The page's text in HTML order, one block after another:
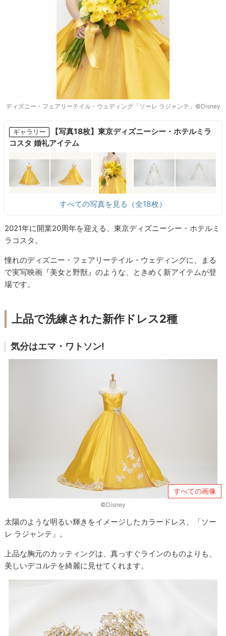
ディズニー・フェアリーテイル・ウェディング「ソーレ ラジャンテ」©Disney
ギャラリー
【写真18枚】東京ディズニーシー・ホテルミラ
コスタ 婚礼アイテム
すべての写真を見る（全18枚）
2021年に開業20周年を迎える、東京ディズニーシー・ホテルミ
ラコスタ。
憧れのディズニー・フェアリーテイル・ウェディングに、まる
で実写映画『美女と野獣』のような、ときめく新アイテムが登
場です。
上品で洗練された新作ドレス2種
気分はエマ・ワトソン!
すべての画像
©Disney
太陽のような明るい輝きをイメージしたカラードレス、「ソー
レ ラジャンテ」。
上品な胸元のカッティングは、真っすぐラインのものよりも、
美しいデコルテを綺麗に見せてくれます。